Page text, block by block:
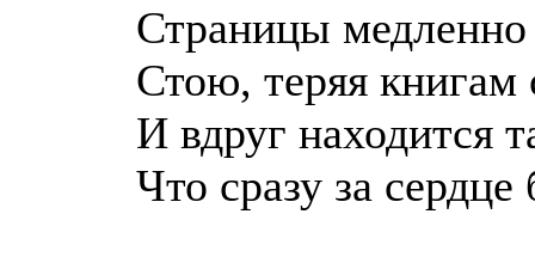
Страницы медленно
Стою, теряя книгам
И вдруг находится
Что сразу за сердце